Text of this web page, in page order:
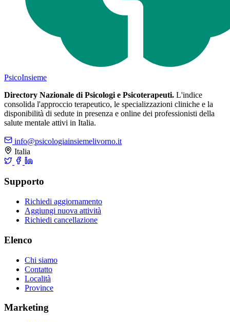
PsicoInsieme
Directory Nazionale di Psicologi e Psicoterapeuti. L'indice
consolida l'approccio terapeutico, le specializzazioni cliniche e la
disponibilità di sedute in presenza e online dei professionisti della
salute mentale attivi in Italia.
info@psicologiainsiemelivorno.it
Italia
Supporto
Richiedi aggiornamento
Aggiungi nuova attività
Richiedi cancellazione
Elenco
Chi siamo
Contatto
Località
Province
Marketing